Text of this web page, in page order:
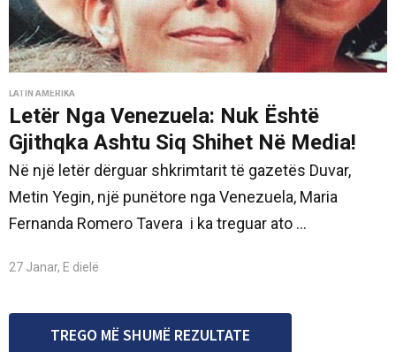
LATIN AMERIKA
Letër Nga Venezuela: Nuk Është
Gjithqka Ashtu Siq Shihet Në Media!
Në një letër dërguar shkrimtarit të gazetës Duvar,
Metin Yegin, një punëtore nga Venezuela, Maria
Fernanda Romero Tavera i ka treguar ato ...
27 Janar, E dielë
TREGO MË SHUMË REZULTATE